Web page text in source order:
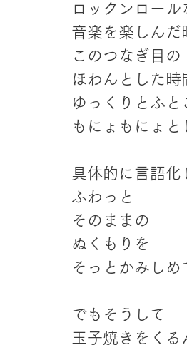
ロックンロール
音楽を楽しんだ
このつなぎ目の
ほわんとした時
ゆっくりとふと
もにょもにょと
具体的に言語化
ふわっと
そのままの
ぬくもりを
そっとかみしめ
でもそうして
玉子焼きをくる